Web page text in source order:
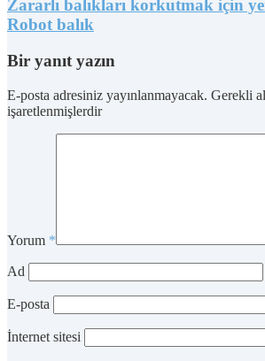
Zararlı balıkları korkutmak için
Robot balık
Bir yanıt yazın
E-posta adresiniz yayınlanmayacak. Gerekli
işaretlenmişlerdir
Yorum *
Ad
E-posta
İnternet sitesi